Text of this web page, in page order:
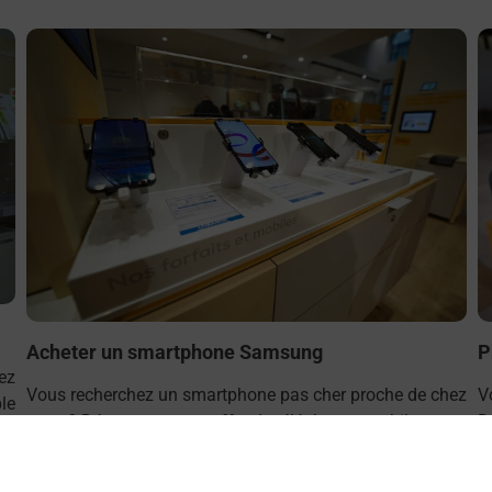
En savoir plus
Acheter un smartphone Samsung
Vous recherchez un smartphone pas cher proche de chez
vous ? Découvrez notre offre de téléphones mobiles